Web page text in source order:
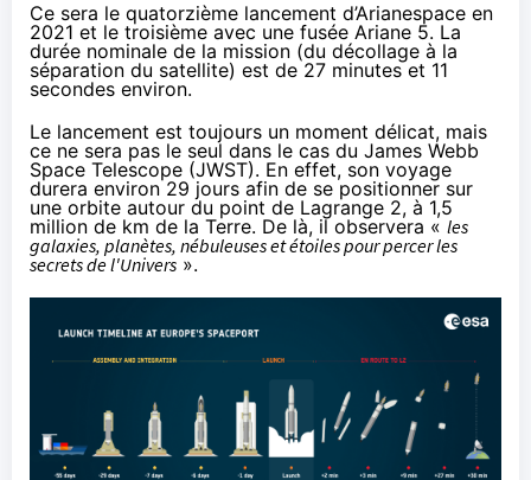
Ce sera le quatorzième lancement d’Arianespace en
2021 et le troisième avec une fusée Ariane 5. La
durée nominale de la mission (du décollage à la
séparation du satellite) est de 27 minutes et 11
secondes environ.
Le lancement est toujours un moment délicat, mais
ce ne sera pas le seul dans le cas du James Webb
Space Telescope (JWST). En effet, son voyage
durera environ 29 jours afin de se positionner sur
une orbite autour du point de Lagrange 2, à 1,5
million de km de la Terre. De là, il observera « les
galaxies, planètes, nébuleuses et étoiles pour percer les
secrets de l'Univers ».